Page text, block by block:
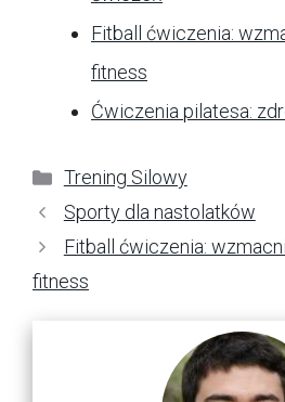
Fitball ćwiczenia:
fitness
Ćwiczenia pilatesa:
Kategorie
Trening Silowy
Sporty dla nastolatków
Fitball ćwiczenia:
fitness